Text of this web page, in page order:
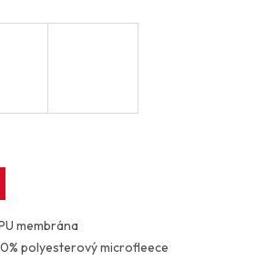
membrána
polyesterový microfleece